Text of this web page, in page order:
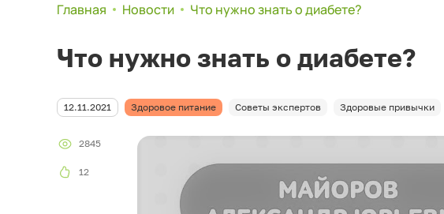
Главная Новости Что нужно знать о диабете?
Что нужно знать о диабете?
12.11.2021 Здоровое питание Советы экспертов Здоровые привычки
2845
12